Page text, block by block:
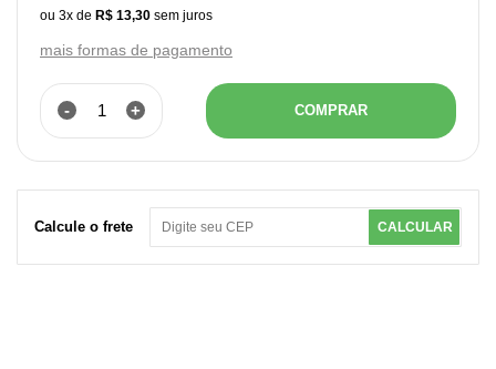
ou 3x de R$ 13,30
mais formas de pagamento
- + COMPRAR
Calcule o frete CALCULAR